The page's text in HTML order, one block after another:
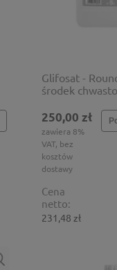
Glifosat -
środek
250,00 zł
zawiera 8%
VAT, bez
kosztów
dostawy
Cena
netto:
231,48 zł